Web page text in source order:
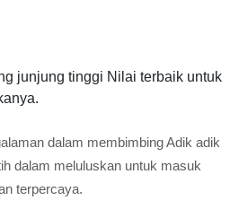
junjung tinggi Nilai terbaik untuk
dalam membimbing Adik adik
dalam meluluskan untuk masuk
terpercaya.